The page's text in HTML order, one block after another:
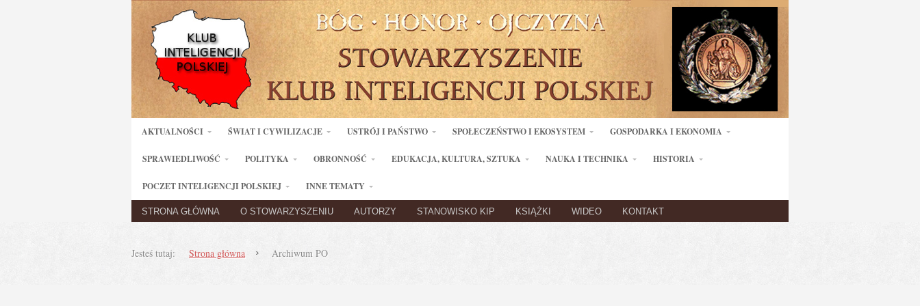
AKTUALNOŚCI ŚWIAT I CYWILIZACJE USTRÓJ I PAŃSTWO SPOŁECZEŃSTWO I EKOSYSTEM GOSPODARKA I EKONOMIA
SPRAWIEDLIWOŚĆ POLITYKA OBRONNOŚĆ EDUKACJA, KULTURA, SZTUKA NAUKA I TECHNIKA HISTORIA
POCZET INTELIGENCJI POLSKIEJ INNE TEMATY
STRONA GŁÓWNA O STOWARZYSZENIU AUTORZY STANOWISKO KIP KSIĄŻKI WIDEO KONTAKT
Jesteś tutaj: Strona główna Archiwum PO